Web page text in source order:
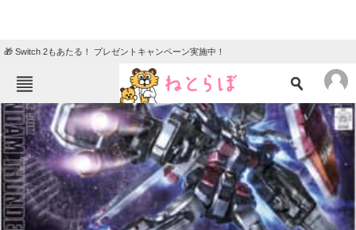
🎁 Switch 2もあたる！ プレゼントキャンペーン実施中！
ねとらぼメニュー
TOP ニュース
エンタメ クイズ
グルメ 地域
住まい 教育・育児